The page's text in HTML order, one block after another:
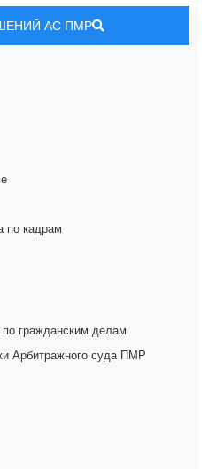
АС ПМР
по кадрам
гражданским делам
Арбитражного суда ПМР